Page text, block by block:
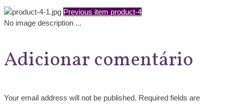
Previous item product-4
No image description ...
Adicionar comentário
Your email address will not be published. Required fields are